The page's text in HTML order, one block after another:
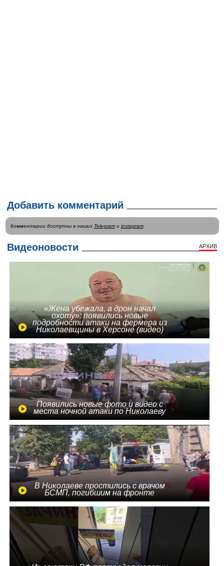
Добавить комментарий
Комментарии доступны в наших Telegramи instagram.
Видеоновости АРХИВ
«Жена убежала, а дрон начал
охоту»: появились новые
подробности атаки на фермера из
Николаевщины в Херсоне (видео)
Появились новые фото и видео с
места ночной атаки по Николаеву
В Николаеве простились с врачом
БСМП, погибшим на фронте